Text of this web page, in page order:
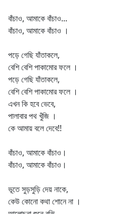
বাঁচাও, আমাকে বাঁচাও...
বাঁচাও, আমাকে বাঁচাও ।
পড়ে গেছি যাঁতাকলে,
বেশি বেশি পাকামোর ফলে ।
পড়ে গেছি যাঁতাকলে,
বেশি বেশি পাকামোর ফলে ।
এখন কি হবে ভেবে,
পালাবার পথ খুঁজি ।
কে আমায় বলে দেবে!!
বাঁচাও, আমাকে বাঁচাও।
বাঁচাও, আমাকে বাঁচাও।
ভূতে সুড়সুড়ি দেয় নাকে,
কেউ কোনো কথা শোনে না ।